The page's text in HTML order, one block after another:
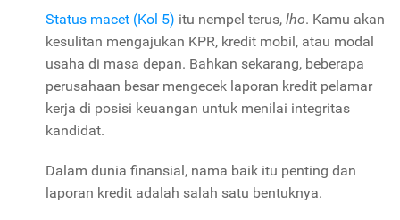
Status macet (Kol 5) itu nempel terus, lho. Kamu akan
kesulitan mengajukan KPR, kredit mobil, atau modal
usaha di masa depan. Bahkan sekarang, beberapa
perusahaan besar mengecek laporan kredit pelamar
kerja di posisi keuangan untuk menilai integritas
kandidat.
Dalam dunia finansial, nama baik itu penting dan
laporan kredit adalah salah satu bentuknya.